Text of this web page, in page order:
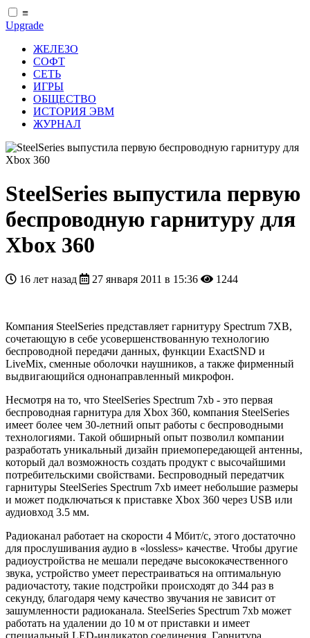
≡
Upgrade
ЖЕЛЕЗО
СОФТ
СЕТЬ
ИГРЫ
ОБЩЕСТВО
ИСТОРИЯ ЭВМ
ЖУРНАЛ
SteelSeries выпустила первую
беспроводную гарнитуру для
Xbox 360
16 лет назад 27 января 2011 в 15:36 1244
Компания SteelSeries представляет гарнитуру Spectrum 7XB,
сочетающую в себе усовершенствованную технологию
беспроводной передачи данных, функции ExactSND и
LiveMix, сменные оболочки наушников, а также фирменный
выдвигающийся однонаправленный микрофон.
Несмотря на то, что SteelSeries Spectrum 7xb ‑ это первая
беспроводная гарнитура для Xbox 360, компания SteelSeries
имеет более чем 30-летний опыт работы с беспроводными
технологиями. Такой обширный опыт позволил компании
разработать уникальный дизайн приемопередающей антенны,
который дал возможность создать продукт с высочайшими
потребительскими свойствами. Беспроводный передатчик
гарнитуры SteelSeries Spectrum 7xb имеет небольшие размеры
и может подключаться к приставке Xbox 360 через USB или
аудиовход 3.5 мм.
Радиоканал работает на скорости 4 Мбит/с, этого достаточно
для прослушивания аудио в «lossless» качестве. Чтобы другие
радиоустройства не мешали передаче высококачественного
звука, устройство умеет перестраиваться на оптимальную
радиочастоту, такие подстройки происходят до 344 раз в
секунду, благодаря чему качество звучания не зависит от
зашумленности радиоканала. SteelSeries Spectrum 7xb может
работать на удалении до 10 м от приставки и имеет
специальный LED-индикатор соединения. Гарнитура